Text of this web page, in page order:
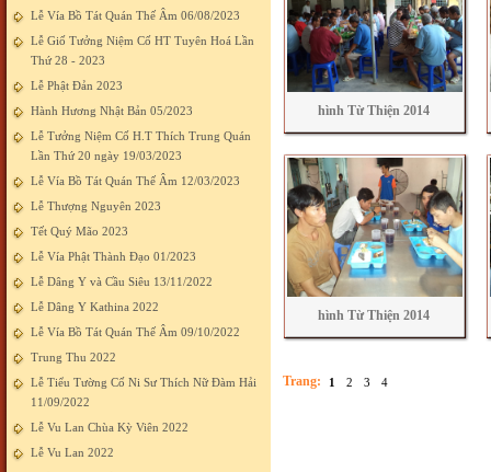
Lễ Vía Bồ Tát Quán Thế Âm 06/08/2023
Lễ Giố Tưởng Niệm Cố HT Tuyên Hoá Lần
Thứ 28 - 2023
Lễ Phật Đản 2023
Hành Hương Nhật Bản 05/2023
Lễ Tưởng Niệm Cố H.T Thích Trung Quán
Lần Thứ 20 ngày 19/03/2023
Lễ Vía Bồ Tát Quán Thế Âm 12/03/2023
Lễ Thượng Nguyên 2023
Tết Quý Mão 2023
Lễ Vía Phật Thành Đạo 01/2023
Lễ Dâng Y và Cầu Siêu 13/11/2022
Lễ Dâng Y Kathina 2022
Lễ Vía Bồ Tát Quán Thế Âm 09/10/2022
Trung Thu 2022
Lễ Tiểu Tường Cố Ni Sư Thích Nữ Đàm Hải
11/09/2022
Lễ Vu Lan Chùa Kỳ Viên 2022
Lễ Vu Lan 2022
hình Từ Thiện 2014
hình Từ Thiện 2014
Trang: 1 2 3 4